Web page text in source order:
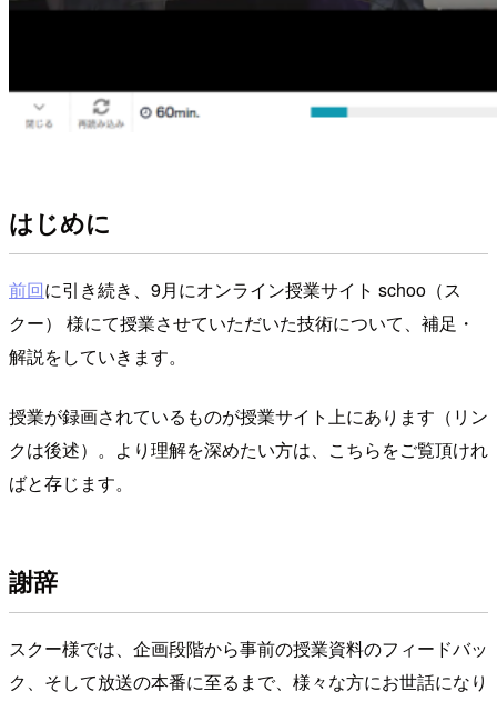
はじめに
前回に引き続き、9月にオンライン授業サイト schoo（ス
クー） 様にて授業させていただいた技術について、補足・
解説をしていきます。
授業が録画されているものが授業サイト上にあります（リン
クは後述）。より理解を深めたい方は、こちらをご覧頂けれ
ばと存じます。
謝辞
スクー様では、企画段階から事前の授業資料のフィードバッ
ク、そして放送の本番に至るまで、様々な方にお世話になり